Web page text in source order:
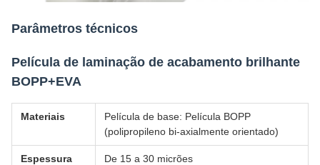
Parâmetros técnicos
Película de laminação de acabamento brilhante
BOPP+EVA
Materiais
Película de base: Película BOPP
(polipropileno bi-axialmente orientado)
Espessura De 15 a 30 micrões